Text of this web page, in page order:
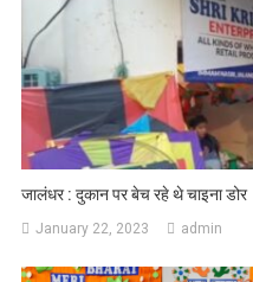
जालंधर : दुकान पर बेच रहे थे चाइना डोर
January 22, 2023 admin